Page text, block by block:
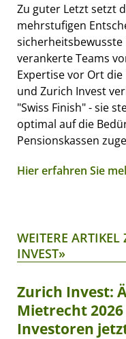
Zu guter Letzt setzt
mehrstufigen
verankerte Teams
Expertise vor Ort
und Zurich Invest
"Swiss Finish" - sie
optimal auf die
Pensionskassen
Hier erfahren Sie
WEITERE
INVEST»
Zurich Invest:
Mietrecht
Investoren